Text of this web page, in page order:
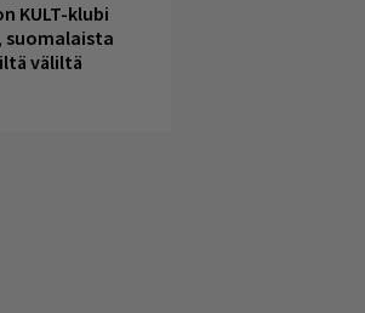
KULT-klubi
väliltä